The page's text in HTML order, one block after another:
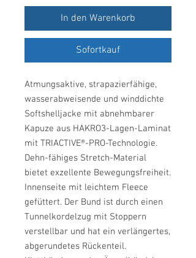
In den Warenkorb
Sofortkauf
Atmungsaktive, strapazierfähige,
wasserabweisende und winddichte
Softshelljacke mit abnehmbarer
Kapuze aus HAKRO3-Lagen-Laminat
mit TRIACTIVE®-PRO-Technologie.
Dehn-fähiges Stretch-Material
bietet exzellente Bewegungsfreiheit.
Innenseite mit leichtem Fleece
gefüttert. Der Bund ist durch einen
Tunnelkordelzug mit Stoppern
verstellbar und hat ein verlängertes,
abgerundetes Rückenteil.